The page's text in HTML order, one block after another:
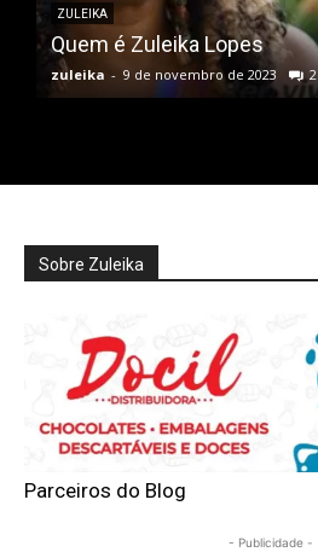
ZULEIKA
Quem é Zuleika Lopes
zuleika - 9 de novembro de 2023 2
Sobre Zuleika
Parceiros do Blog
- Publicidade -